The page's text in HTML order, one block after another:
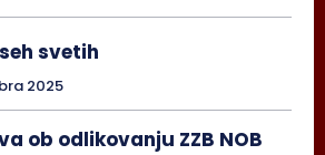
svetih
2025
ob odlikovanju ZZB NOB